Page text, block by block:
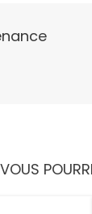
VOUS